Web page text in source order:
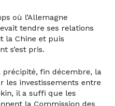
où l’Allemagne
tendre ses relations
la Chine et puis
s’est pris.
précipité, fin décembre, la
les investissements entre
il a suffi que les
la Commission des